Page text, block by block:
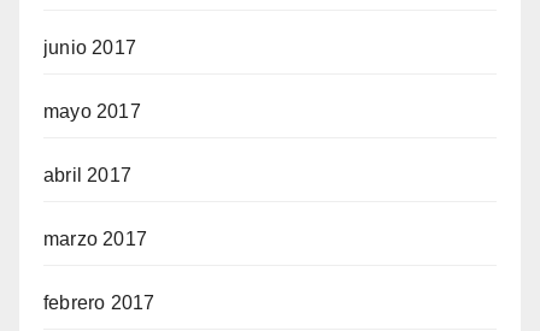
junio 2017
mayo 2017
abril 2017
marzo 2017
febrero 2017